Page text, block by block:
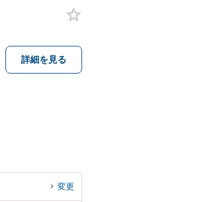
詳細を見る
変更